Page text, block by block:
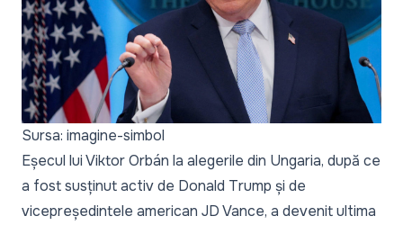
Sursa: imagine-simbol
Eșecul lui Viktor Orbán la alegerile din Ungaria, după ce
a fost susținut activ de Donald Trump și de
vicepreședintele american JD Vance, a devenit ultima